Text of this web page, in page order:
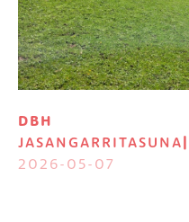
DBH
JASANGARRITASUNA
2026-05-07